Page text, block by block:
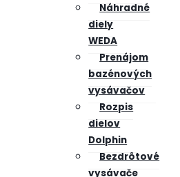
Náhradné
diely
WEDA
Prenájom
bazénových
vysávačov
Rozpis
dielov
Dolphin
Bezdrôtové
vysávače